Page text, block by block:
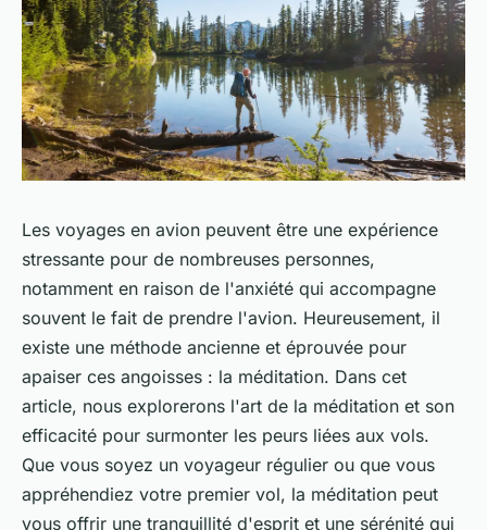
Les voyages en avion peuvent être une expérience
stressante pour de nombreuses personnes,
notamment en raison de l'anxiété qui accompagne
souvent le fait de prendre l'avion. Heureusement, il
existe une méthode ancienne et éprouvée pour
apaiser ces angoisses : la méditation. Dans cet
article, nous explorerons l'art de la méditation et son
efficacité pour surmonter les peurs liées aux vols.
Que vous soyez un voyageur régulier ou que vous
appréhendiez votre premier vol, la méditation peut
vous offrir une tranquillité d'esprit et une sérénité qui